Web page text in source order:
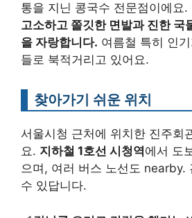
통을 지닌 콩국수 전문점이에요.
고소하고 쫄깃한 면발과 진한 국
을 자랑합니다. 여름철 특히 인
들로 북적거리고 있어요.
찾아가기 쉬운 위치
서울시청 근처에 위치한 진주회
요. 지하철 1호선 시청역에서 도
으며, 여러 버스 노선도 nearby.
수 있답니다.